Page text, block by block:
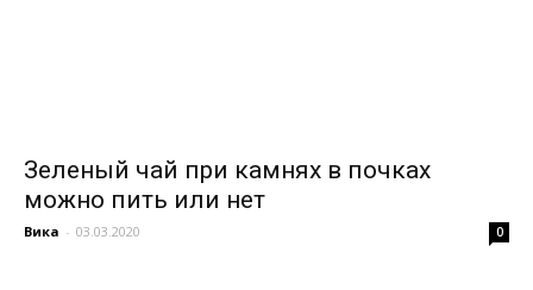
Зеленый чай при камнях в почках
можно пить или нет
Вика - 03.03.2020 0